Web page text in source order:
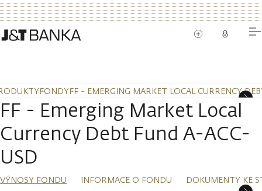
FONDYFF - EMERGING MARKET LOCAL CURRENCY
FF - Emerging Market Local
Currency Debt Fund A-ACC-
USD
VÝNOSY FONDU INFORMACE O FONDU DOKUMENTY KE